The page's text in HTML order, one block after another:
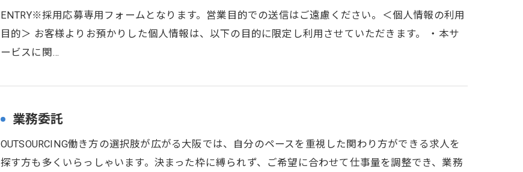
ENTRY※採用応募専用フォームとなります。営業目的での送信はご遠慮ください。＜個人情報の利用
目的＞ お客様よりお預かりした個人情報は、以下の目的に限定し利用させていただきます。 ・本サ
ービスに関…
業務委託
OUTSOURCING働き方の選択肢が広がる大阪では、自分のペースを重視した関わり方ができる求人を
探す方も多くいらっしゃいます。決まった枠に縛られず、ご希望に合わせて仕事量を調整でき、業務